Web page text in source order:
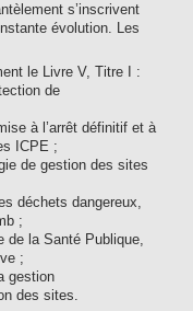
s’inscrivent
évolution. Les
le Livre V, Titre I :
de
à l’arrêt définitif et à
ICPE ;
de gestion des sites
déchets dangereux,
;
de la Santé Publique,
;
gestion
des sites.